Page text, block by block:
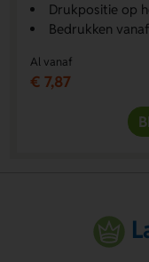
Drukpositie op
Bedrukken
Al vanaf
€ 7,87